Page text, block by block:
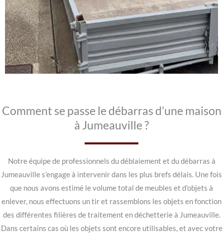
Comment se passe le débarras d’une maison
à Jumeauville ?
Notre équipe de professionnels du déblaiement et du débarras à
Jumeauville s’engage à intervenir dans les plus brefs délais. Une fois
que nous avons estimé le volume total de meubles et d’objets à
enlever, nous effectuons un tir et rassemblons les objets en fonction
des différentes filières de traitement en déchetterie à Jumeauville.
Dans certains cas où les objets sont encore utilisables, et avec votre